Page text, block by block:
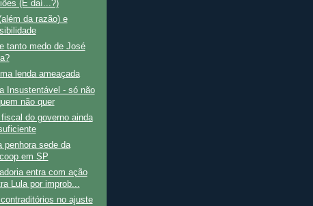
(E daí...?)
da razão) e
tanto medo de José
lenda ameaçada
Insustentável - só não
não quer
do governo ainda
penhora sede da
em SP
entra com ação
Lula por improb...
no ajuste